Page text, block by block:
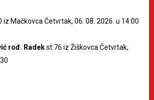
iz Mačkovca Četvrtak, 06. 08. 2026. u 14:00
rođ. Radekst.76 iz Žiškovca Četvrtak,